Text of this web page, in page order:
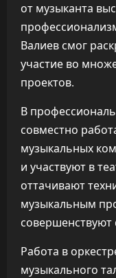
от музыканта
Валиев смог
участие во
проектов.
В
совместно
музыкальных
и участвуют в
оттачивают
музыкальным
совершенствуют
Работа в
музыкального